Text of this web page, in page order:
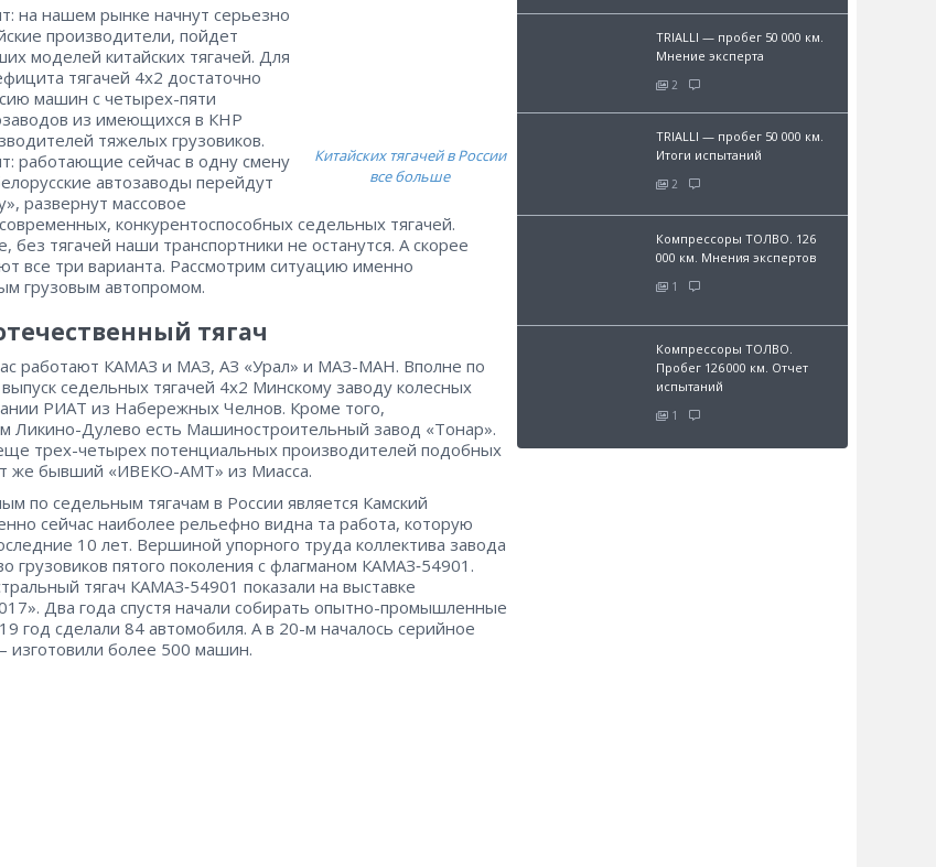
Китайских тягачей в России
все больше
на нашем рынке начнут серьезно
производители, пойдет
моделей китайских тягачей. Для
тягачей 4х2 достаточно
машин с четырех-пяти
из имеющихся в КНР
тяжелых грузовиков.
работающие сейчас в одну смену
автозаводы перейдут
развернут массовое
конкурентоспособных седельных тягачей.
без тягачей наши транспортники не останутся. А скорее
все три варианта. Рассмотрим ситуацию именно
грузовым автопромом.
тягач
работают КАМАЗ и МАЗ, АЗ «Урал» и МАЗ-МАН. Вполне по
седельных тягачей 4х2 Минскому заводу колесных
РИАТ из Набережных Челнов. Кроме того,
Ликино-Дулево есть Машиностроительный завод «Тонар».
трех-четырех потенциальных производителей подобных
же бывший «ИВЕКО-АМТ» из Миасса.
по седельным тягачам в России является Камский
сейчас наиболее рельефно видна та работа, которую
10 лет. Вершиной упорного труда коллектива завода
грузовиков пятого поколения с флагманом КАМАЗ‑54901.
тягач КАМАЗ‑54901 показали на выставке
Два года спустя начали собирать опытно-промышленные
год сделали 84 автомобиля. А в 20-м началось серийное
​изготовили более 500 машин.
TRIALLI — пробег 50 000 км.
Мнение эксперта
2
TRIALLI — пробег 50 000 км.
Итоги испытаний
2
Компрессоры ТОЛВО. 126
000 км. Мнения экспертов
1
Компрессоры ТОЛВО.
Пробег 126 000 км. Отчет
испытаний
1